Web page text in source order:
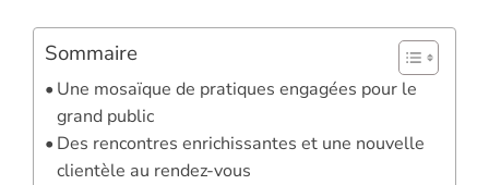
Sommaire
Une mosaïque de pratiques engagées pour le
grand public
Des rencontres enrichissantes et une nouvelle
clientèle au rendez-vous